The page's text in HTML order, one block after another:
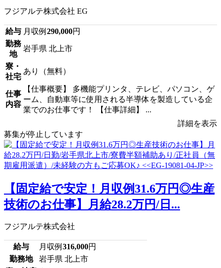
フジアルテ株式会社 EG
給与 月収例 290,000円
勤務
地
岩手県 北上市
寮・
社宅
あり（無料）
仕事
内容
【仕事概要】 多機能プリンタ、テレビ、パソコン、ゲ
ーム、自動車等に使用される半導体を製造している企
業でのお仕事です！ 【仕事詳細】 ...
詳細を表示
募集が停止しています
【固定給で安定！月収例31.6万円◎生産
技術のお仕事】月給28.2万円/日...
フジアルテ株式会社
給与 月収例 316,000円
勤務地
岩手県 北上市